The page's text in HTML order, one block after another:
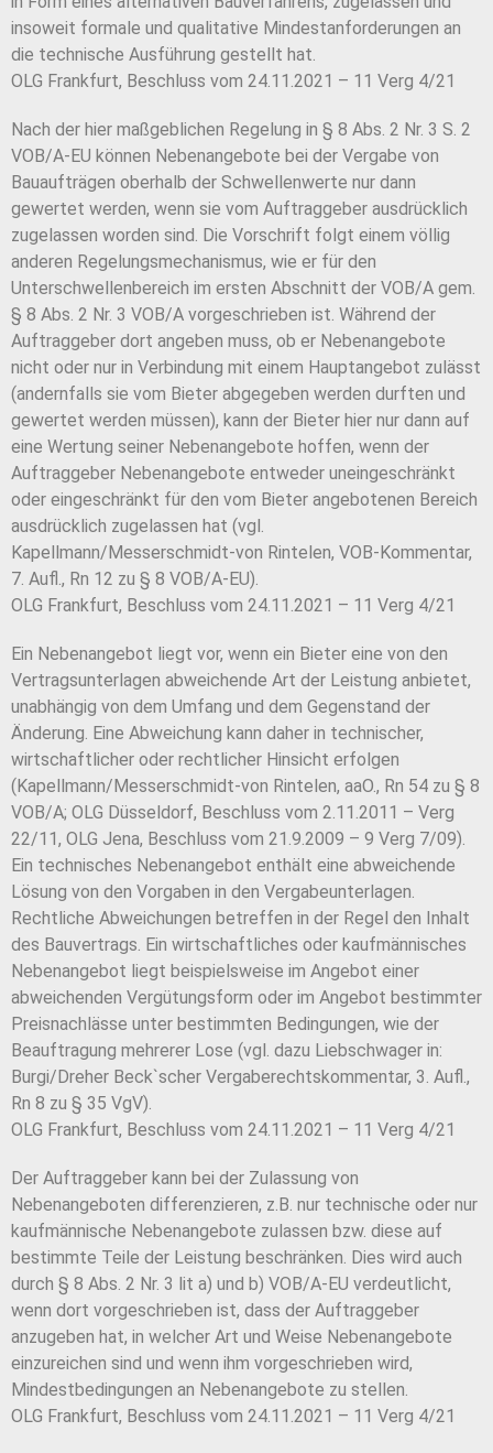
insoweit formale und qualitative Mindestanforderungen an
die technische Ausführung gestellt hat.
OLG Frankfurt, Beschluss vom 24.11.2021 – 11 Verg 4/21
Nach der hier maßgeblichen Regelung in § 8 Abs. 2 Nr. 3 S. 2
VOB/A-EU können Nebenangebote bei der Vergabe von
Bauaufträgen oberhalb der Schwellenwerte nur dann
gewertet werden, wenn sie vom Auftraggeber ausdrücklich
zugelassen worden sind. Die Vorschrift folgt einem völlig
anderen Regelungsmechanismus, wie er für den
Unterschwellenbereich im ersten Abschnitt der VOB/A gem.
§ 8 Abs. 2 Nr. 3 VOB/A vorgeschrieben ist. Während der
Auftraggeber dort angeben muss, ob er Nebenangebote
nicht oder nur in Verbindung mit einem Hauptangebot zulässt
(andernfalls sie vom Bieter abgegeben werden durften und
gewertet werden müssen), kann der Bieter hier nur dann auf
eine Wertung seiner Nebenangebote hoffen, wenn der
Auftraggeber Nebenangebote entweder uneingeschränkt
oder eingeschränkt für den vom Bieter angebotenen Bereich
ausdrücklich zugelassen hat (vgl.
Kapellmann/Messerschmidt-von Rintelen, VOB-Kommentar,
7. Aufl., Rn 12 zu § 8 VOB/A-EU).
OLG Frankfurt, Beschluss vom 24.11.2021 – 11 Verg 4/21
Ein Nebenangebot liegt vor, wenn ein Bieter eine von den
Vertragsunterlagen abweichende Art der Leistung anbietet,
unabhängig von dem Umfang und dem Gegenstand der
Änderung. Eine Abweichung kann daher in technischer,
wirtschaftlicher oder rechtlicher Hinsicht erfolgen
(Kapellmann/Messerschmidt-von Rintelen, aaO., Rn 54 zu § 8
VOB/A; OLG Düsseldorf, Beschluss vom 2.11.2011 – Verg
22/11, OLG Jena, Beschluss vom 21.9.2009 – 9 Verg 7/09).
Ein technisches Nebenangebot enthält eine abweichende
Lösung von den Vorgaben in den Vergabeunterlagen.
Rechtliche Abweichungen betreffen in der Regel den Inhalt
des Bauvertrags. Ein wirtschaftliches oder kaufmännisches
Nebenangebot liegt beispielsweise im Angebot einer
abweichenden Vergütungsform oder im Angebot bestimmter
Preisnachlässe unter bestimmten Bedingungen, wie der
Beauftragung mehrerer Lose (vgl. dazu Liebschwager in:
Burgi/Dreher Beck`scher Vergaberechtskommentar, 3. Aufl.,
Rn 8 zu § 35 VgV).
OLG Frankfurt, Beschluss vom 24.11.2021 – 11 Verg 4/21
Der Auftraggeber kann bei der Zulassung von
Nebenangeboten differenzieren, z.B. nur technische oder nur
kaufmännische Nebenangebote zulassen bzw. diese auf
bestimmte Teile der Leistung beschränken. Dies wird auch
durch § 8 Abs. 2 Nr. 3 lit a) und b) VOB/A-EU verdeutlicht,
wenn dort vorgeschrieben ist, dass der Auftraggeber
anzugeben hat, in welcher Art und Weise Nebenangebote
einzureichen sind und wenn ihm vorgeschrieben wird,
Mindestbedingungen an Nebenangebote zu stellen.
OLG Frankfurt, Beschluss vom 24.11.2021 – 11 Verg 4/21